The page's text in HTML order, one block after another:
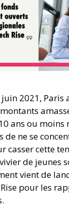
juin 2021,
ans ou moins
de ne se
casser cette
de jeunes
vient de
pour les